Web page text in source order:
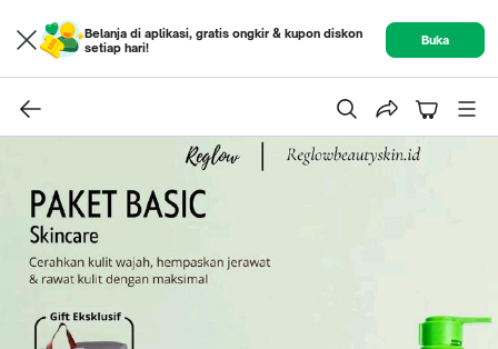
Belanja di aplikasi, gratis ongkir & kupon diskon
setiap hari!
Buka